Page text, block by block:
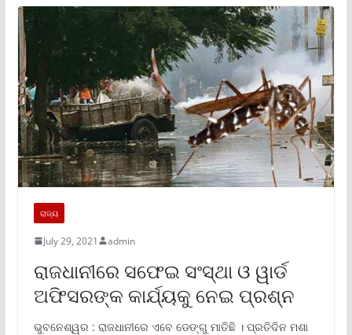
ରାଜ୍ୟ
July 29, 2021 admin
ରାଜଧାନୀରେ ସଫେଇ ସଂସ୍ଥା ଓ ୱାର୍ଡ
ଅଫିସରଙ୍କ କାର୍ଯ୍ୟକୁ ନେଇ ପ୍ରଶ୍ନ
ଭୁବନେଶ୍ୱର : ରାଜଧାନୀରେ ଏବେ ଡେଙ୍ଗୁ ମାତିଛି । ପ୍ରତିଦିନ ମଶା